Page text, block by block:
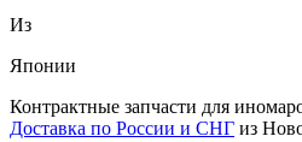
Из
Японии
Контрактные запчасти для
Доставка по России и СНГ из